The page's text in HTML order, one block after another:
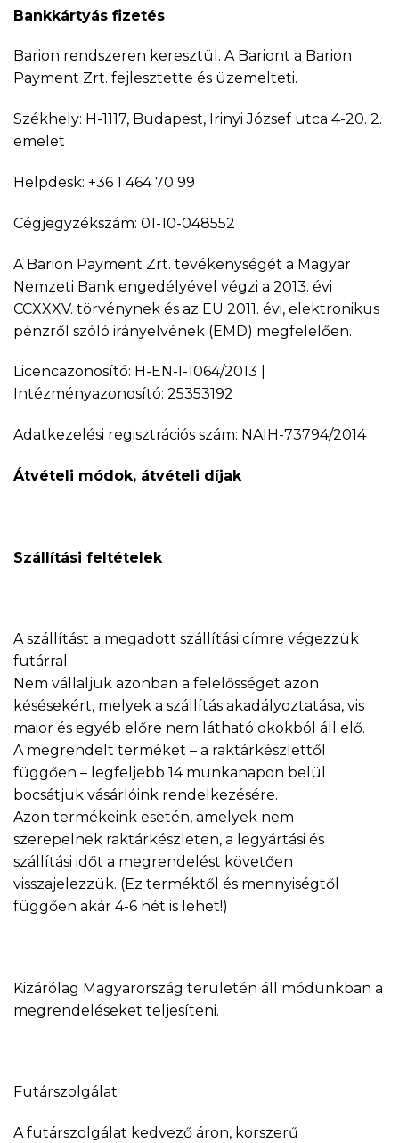
Bankkártyás fizetés
Barion rendszeren keresztül. A Bariont a Barion
Payment Zrt. fejlesztette és üzemelteti.
Székhely: H-1117, Budapest, Irinyi József utca 4-20. 2.
emelet
Helpdesk: +36 1 464 70 99
Cégjegyzékszám: 01-10-048552
A Barion Payment Zrt. tevékenységét a Magyar
Nemzeti Bank engedélyével végzi a 2013. évi
CCXXXV. törvénynek és az EU 2011. évi, elektronikus
pénzről szóló irányelvének (EMD) megfelelően.
Licencazonosító: H-EN-I-1064/2013 |
Intézményazonosító: 25353192
Adatkezelési regisztrációs szám: NAIH-73794/2014
Átvételi módok, átvételi díjak
Szállítási feltételek
A szállítást a megadott szállítási címre végezzük
futárral.
Nem vállaljuk azonban a felelősséget azon
késésekért, melyek a szállítás akadályoztatása, vis
maior és egyéb előre nem látható okokból áll elő.
A megrendelt terméket – a raktárkészlettől
függően – legfeljebb 14 munkanapon belül
bocsátjuk vásárlóink rendelkezésére.
Azon termékeink esetén, amelyek nem
szerepelnek raktárkészleten, a legyártási és
szállítási időt a megrendelést követően
visszajelezzük. (Ez terméktől és mennyiségtől
függően akár 4-6 hét is lehet!)
Kizárólag Magyarország területén áll módunkban a
megrendeléseket teljesíteni.
Futárszolgálat
A futárszolgálat kedvező áron, korszerű